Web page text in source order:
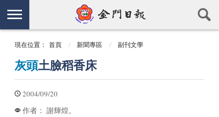
現在位置： 首頁 新聞專區 副刊文學
灰頭土臉稻香床
2004/09/20
作者： 謝輝煌。